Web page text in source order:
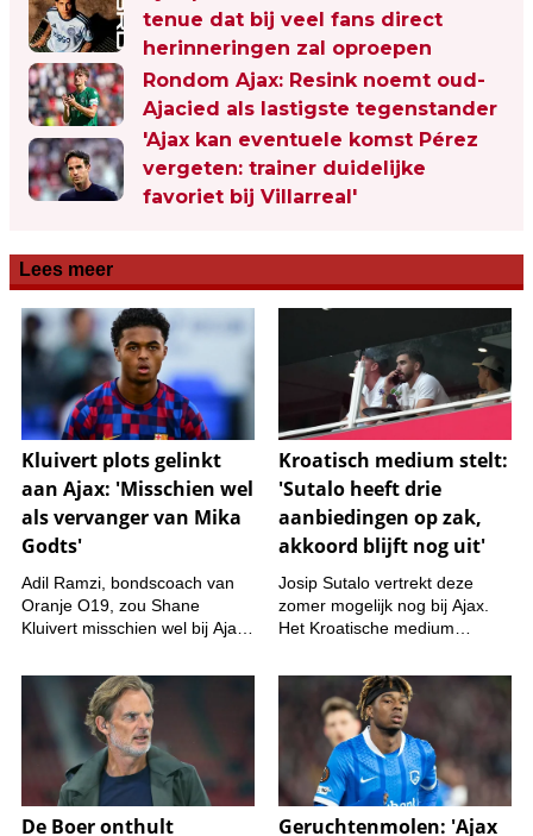
tenue dat bij veel fans direct
herinneringen zal oproepen
Rondom Ajax: Resink noemt oud-
Ajacied als lastigste tegenstander
'Ajax kan eventuele komst Pérez
vergeten: trainer duidelijke
favoriet bij Villarreal'